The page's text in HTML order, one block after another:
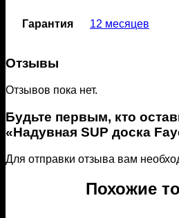
Гарантия 12 месяцев
Отзывы
Отзывов пока нет.
Будьте первым, кто
«Надувная SUP доска
Для отправки отзыва вам
Похожие